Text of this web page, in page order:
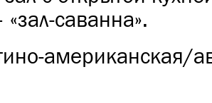
саванна».
американская/